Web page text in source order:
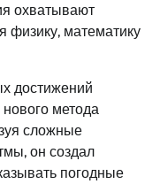
охватывают
физику, математику
достижений
метода
сложные
он создал
погодные